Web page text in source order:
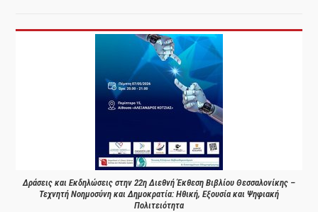
Δράσεις και Εκδηλώσεις στην 22η Διεθνή Έκθεση Βιβλίου Θεσσαλονίκης –
Τεχνητή Νοημοσύνη και Δημοκρατία: Ηθική, Εξουσία και Ψηφιακή
Πολιτειότητα